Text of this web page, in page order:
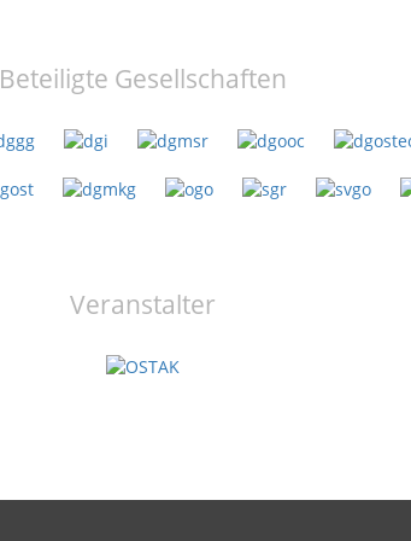
Beteiligte Gesellschaften
Veranstalter